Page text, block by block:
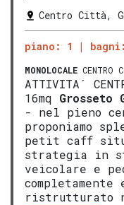
Centro Città,
piano: 1
MONOLOCALE CENTRO
ATTIVITA´
16mq Grosseto
- nel pieno
proponiamo
petit caff
strategia in
veicolare e
completamente
ristrutturato